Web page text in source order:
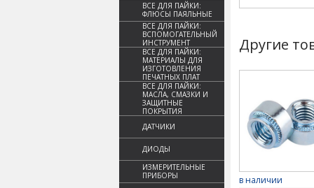
ВСЕ ДЛЯ ПАЙКИ:
ФЛЮСЫ ПАЯЛЬНЫЕ
ВСЕ ДЛЯ ПАЙКИ:
ВСПОМОГАТЕЛЬНЫЙ
ИНСТРУМЕНТ
ВСЕ ДЛЯ ПАЙКИ:
МАТЕРИАЛЫ ДЛЯ
ИЗГОТОВЛЕНИЯ
ПЕЧАТНЫХ ПЛАТ
ВСЕ ДЛЯ ПАЙКИ:
МАСЛА, СМАЗКИ И
ЗАЩИТНЫЕ
ПОКРЫТИЯ
ДАТЧИКИ
ДИОДЫ
ИЗМЕРИТЕЛЬНЫЕ
ПРИБОРЫ
Другие
в наличии